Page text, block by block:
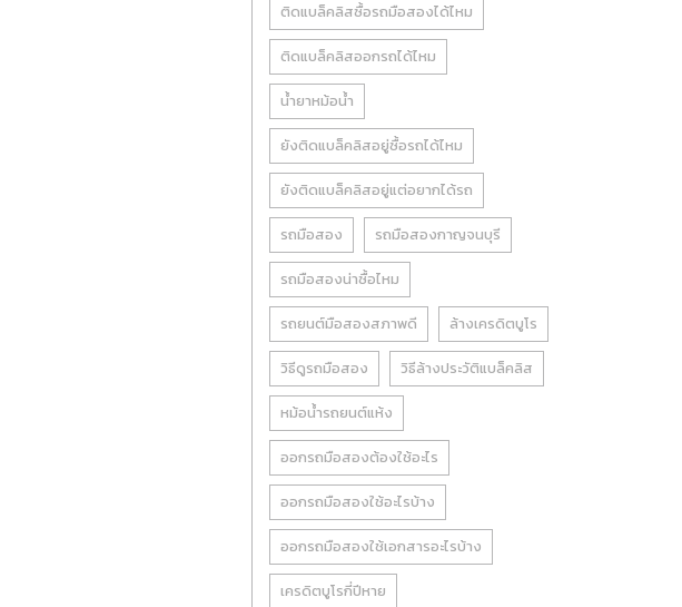
ติดแบล็คลิสซื้อรถมือสองได้ไหม
ติดแบล็คลิสออกรถได้ไหม
น้ำยาหม้อน้ำ
ยังติดแบล็คลิสอยู่ซื้อรถได้ไหม
ยังติดแบล็คลิสอยู่แต่อยากได้รถ
รถมือสอง รถมือสองกาญจนบุรี
รถมือสองน่าซื้อไหม
รถยนต์มือสองสภาพดี ล้างเครดิตบูโร
วิธีดูรถมือสอง วิธีล้างประวัติแบล็คลิส
หม้อน้ำรถยนต์แห้ง
ออกรถมือสองต้องใช้อะไร
ออกรถมือสองใช้อะไรบ้าง
ออกรถมือสองใช้เอกสารอะไรบ้าง
เครดิตบูโรกี่ปีหาย